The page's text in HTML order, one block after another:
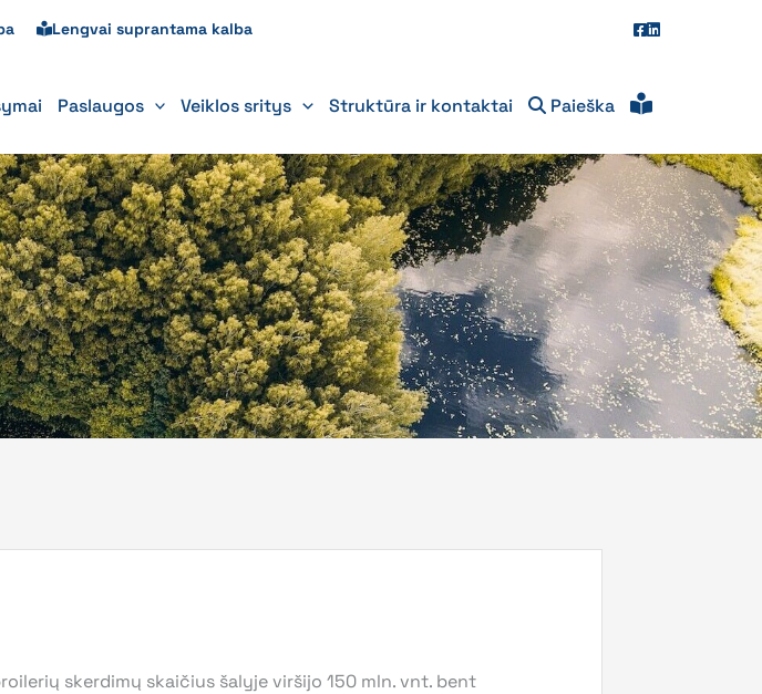
Lengvai suprantama kalba
Paslaugos Veiklos sritys Struktūra ir kontaktai Paieška
skerdimų skaičius šalyje viršijo 150 mln. vnt. bent